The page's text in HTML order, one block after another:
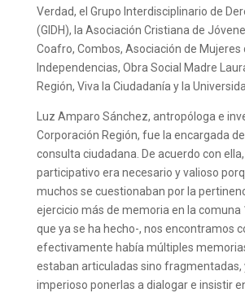
Verdad, el Grupo Interdisciplinario de
(GIDH), la Asociación Cristiana de
Coafro, Combos, Asociación de Mujeres
Independencias, Obra Social Madre
Región, Viva la Ciudadanía y la
Luz Amparo Sánchez, antropóloga e
Corporación Región, fue la encargada
consulta ciudadana. De acuerdo con
participativo era necesario y valioso
muchos se cuestionaban por la
ejercicio más de memoria en la comuna
que ya se ha hecho-, nos encontramos
efectivamente había múltiples
estaban articuladas sino fragmentadas,
imperioso ponerlas a dialogar e insistir